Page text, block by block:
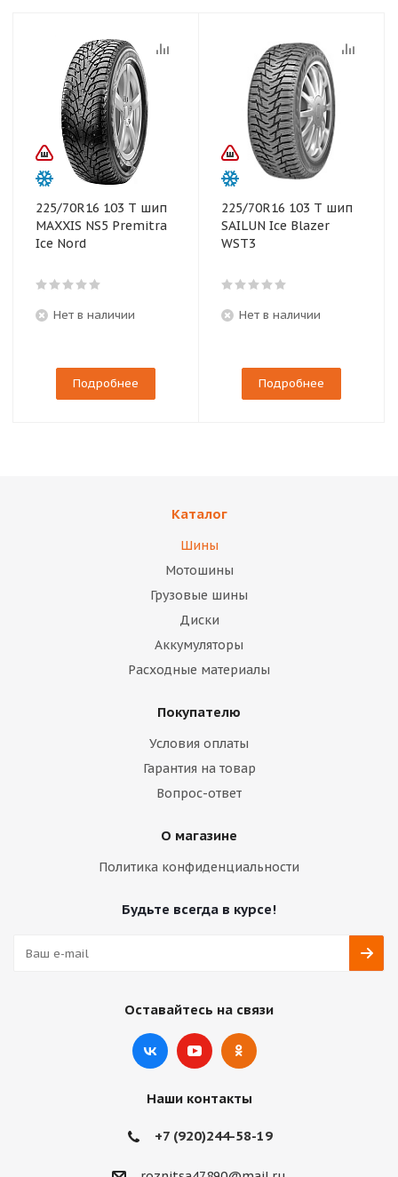
225/70R16 103 T шип
MAXXIS NS5 Premitra
Ice Nord
Нет в наличии
Подробнее
225/70R16 103 T шип
SAILUN Ice Blazer
WST3
Нет в наличии
Подробнее
Каталог
Шины
Мотошины
Грузовые шины
Диски
Аккумуляторы
Расходные материалы
Покупателю
Условия оплаты
Гарантия на товар
Вопрос-ответ
О магазине
Политика конфиденциальности
Будьте всегда в курсе!
Оставайтесь на связи
Наши контакты
+7 (920)244-58-19